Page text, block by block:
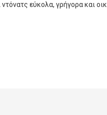
εύκολα, γρήγορα και